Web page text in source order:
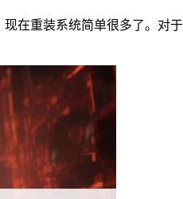
在重装系统简单很多了。对